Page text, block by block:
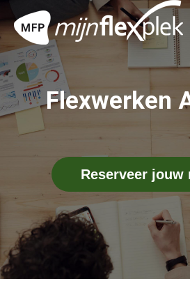
Flexwerken
Reserveer jouw